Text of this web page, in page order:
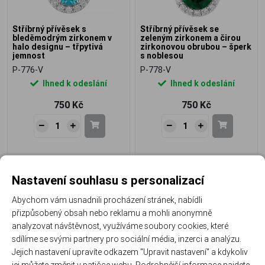
Stříbrný přívěsek s
bleděmodrým zirkonem v
halo designu – třpytivá
jemnost
P-776-V
Ihned k odeslání
750 Kč
Stříbrný přívěsek se
zeleným zirkonem a čirou
zirkonovou obrubou – šperk
s noblesou
P-778-V
Ihned k odeslání
750 Kč
NOVINKA
Stříbrný přívěsek s
Stříbrný náhrdelník s čirým
Nastavení souhlasu s personalizací
Abychom vám usnadnili procházení stránek, nabídli
přizpůsobený obsah nebo reklamu a mohli anonymně
analyzovat návštěvnost, využíváme soubory cookies, které
sdílíme se svými partnery pro sociální média, inzerci a analýzu.
Jejich nastavení upravíte odkazem "Upravit nastavení" a kdykoliv